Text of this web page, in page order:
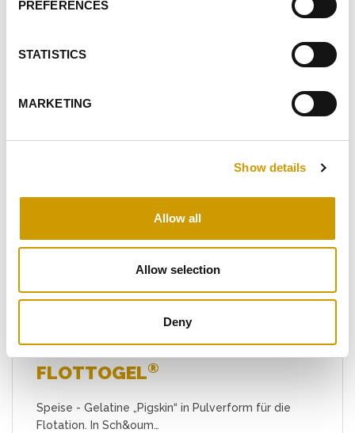
PREFERENCES
STATISTICS
MARKETING
Show details
Allow all
Allow selection
Deny
HÖHEPUNKTE
STEHENDE ARTIKEL
FLOTTOGEL®
Speise - Gelatine „Pigskin“ in Pulverform für die
Flotation. In Sch&oum…